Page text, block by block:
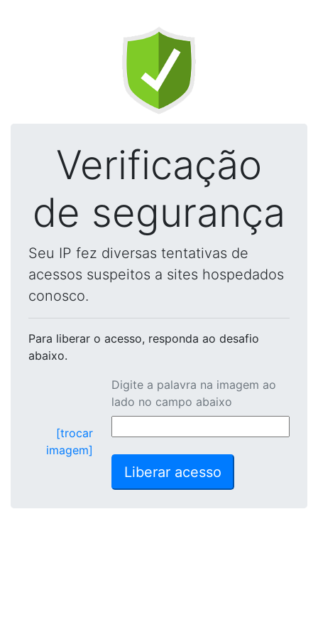
Verificação
de segurança
Seu IP fez diversas tentativas de
acessos suspeitos a sites hospedados
conosco.
Para liberar o acesso, responda ao desafio
abaixo.
[trocar
imagem]
Digite a palavra na imagem ao
lado no campo abaixo